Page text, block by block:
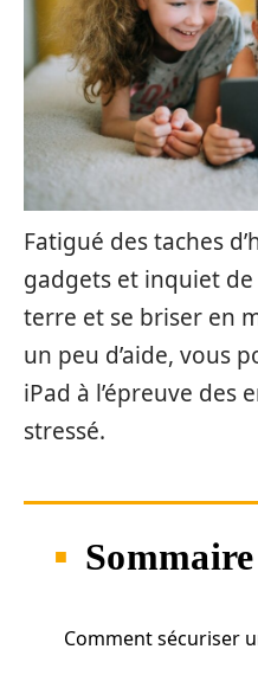
Fatigué des taches
gadgets et inquiet
terre et se briser en
un peu d’aide, vous
iPad à l’épreuve des
stressé.
Sommaire
Comment sécuriser